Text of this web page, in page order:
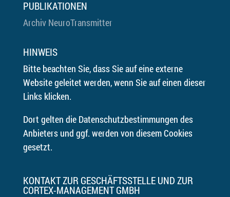
PUBLIKATIONEN
Archiv NeuroTransmitter
HINWEIS
Bitte beachten Sie, dass Sie auf eine externe
Website geleitet werden, wenn Sie auf einen dieser
Links klicken.
Dort gelten die Datenschutzbestimmungen des
Anbieters und ggf. werden von diesem Cookies
gesetzt.
KONTAKT ZUR GESCHÄFTSSTELLE UND ZUR
CORTEX-MANAGEMENT GMBH